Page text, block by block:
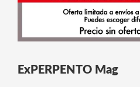
ExPERPENTO Mag